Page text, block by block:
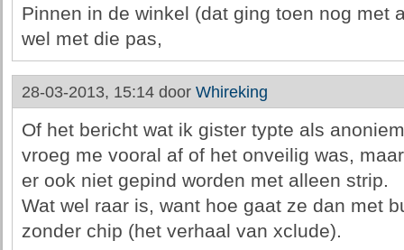
Pinnen in de winkel (dat ging toen nog met
wel met die pas,
28-03-2013, 15:14 door Whireking
Of het bericht wat ik gister typte als
vroeg me vooral af of het onveilig was,
er ook niet gepind worden met alleen strip.
Wat wel raar is, want hoe gaat ze dan met
zonder chip (het verhaal van xclude).